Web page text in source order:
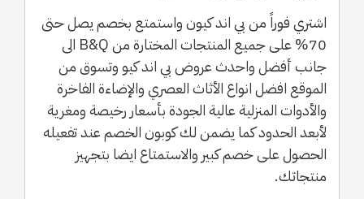
اشتري فوراً من بي اند كيون واستمتع بخصم يصل حتى
70% على جميع المنتجات المختارة من B&Q الى
جانب أفضل واحدث عروض بي اند كيو وتسوق من
الموقع افضل انواع الأثاث العصري والإضاءة الفاخرة
والأدوات المنزلية عالية الجودة بأسعار رخيصة ومغرية
لأبعد الحدود كما يضمن لك كوبون الخصم عند تفعيله
الحصول على خصم كبير والاستمتاع ايضا بتجهيز
منتجاتك.